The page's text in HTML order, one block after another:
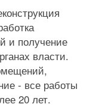
и получение
власти.
- все работы
20 лет.